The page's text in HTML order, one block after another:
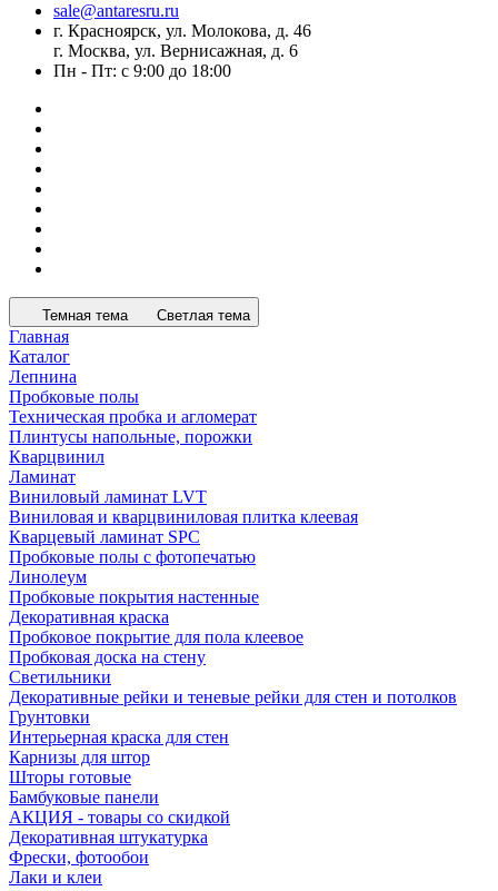
sale@antaresru.ru
г. Красноярск, ул. Молокова, д. 46
г. Москва, ул. Вернисажная, д. 6
Пн - Пт: с 9:00 до 18:00
Темная тема Светлая тема
Главная
Каталог
Лепнина
Пробковые полы
Техническая пробка и агломерат
Плинтусы напольные, порожки
Кварцвинил
Ламинат
Виниловый ламинат LVT
Виниловая и кварцвиниловая плитка клеевая
Кварцевый ламинат SPC
Пробковые полы с фотопечатью
Линолеум
Пробковые покрытия настенные
Декоративная краска
Пробковое покрытие для пола клеевое
Пробковая доска на стену
Светильники
Декоративные рейки и теневые рейки для стен и потолков
Грунтовки
Интерьерная краска для стен
Карнизы для штор
Шторы готовые
Бамбуковые панели
АКЦИЯ - товары со скидкой
Декоративная штукатурка
Фрески, фотообои
Лаки и клеи